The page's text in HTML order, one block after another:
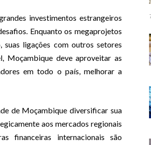
investimentos estrangeiros
Enquanto os megaprojetos
suas ligações com outros setores
Moçambique deve aproveitar as
em todo o país, melhorar a
de Moçambique diversificar sua
aos mercados regionais
financeiras internacionais são